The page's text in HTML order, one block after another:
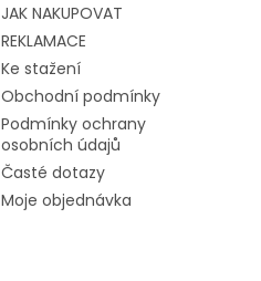
JAK NAKUPOVAT
REKLAMACE
Ke stažení
Obchodní podmínky
Podmínky ochrany
osobních údajů
Časté dotazy
Moje objednávka